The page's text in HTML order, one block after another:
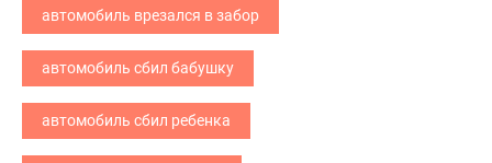
автомобиль врезался в забор
автомобиль сбил бабушку
автомобиль сбил ребенка